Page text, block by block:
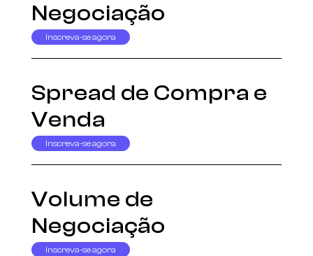
Negociação
Inscreva-se agora
Spread de Compra e
Venda
Inscreva-se agora
Volume de
Negociação
Inscreva-se agora